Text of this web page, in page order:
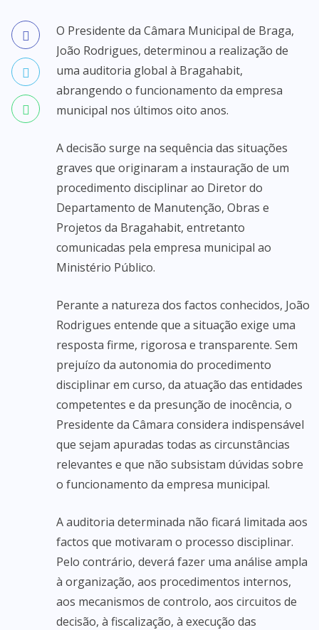
O Presidente da Câmara Municipal de Braga,
João Rodrigues, determinou a realização de
uma auditoria global à Bragahabit,
abrangendo o funcionamento da empresa
municipal nos últimos oito anos.
A decisão surge na sequência das situações
graves que originaram a instauração de um
procedimento disciplinar ao Diretor do
Departamento de Manutenção, Obras e
Projetos da Bragahabit, entretanto
comunicadas pela empresa municipal ao
Ministério Público.
Perante a natureza dos factos conhecidos, João
Rodrigues entende que a situação exige uma
resposta firme, rigorosa e transparente. Sem
prejuízo da autonomia do procedimento
disciplinar em curso, da atuação das entidades
competentes e da presunção de inocência, o
Presidente da Câmara considera indispensável
que sejam apuradas todas as circunstâncias
relevantes e que não subsistam dúvidas sobre
o funcionamento da empresa municipal.
A auditoria determinada não ficará limitada aos
factos que motivaram o processo disciplinar.
Pelo contrário, deverá fazer uma análise ampla
à organização, aos procedimentos internos,
aos mecanismos de controlo, aos circuitos de
decisão, à fiscalização, à execução das